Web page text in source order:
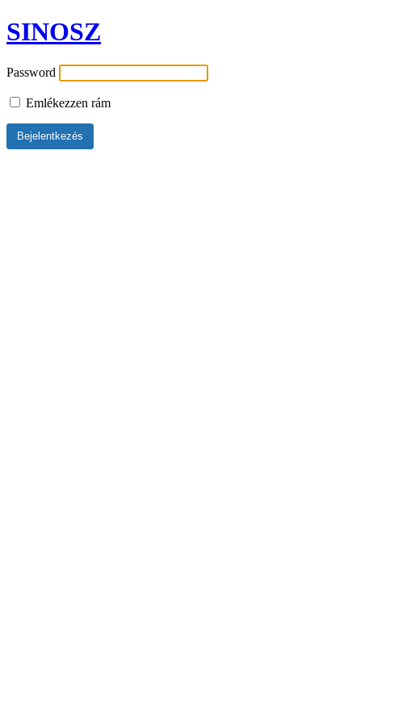
SINOSZ
Password
Emlékezzen rám